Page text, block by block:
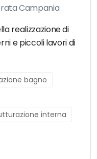
Campania
realizzazione di
e piccoli lavori di
bagno
interna